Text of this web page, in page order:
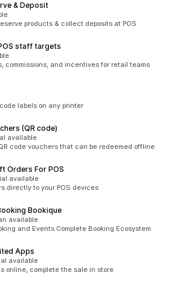
& Deposit
products & collect deposits at POS
staff targets
commissions, and incentives for retail teams
labels on any printer
(QR code)
available
code vouchers that can be redeemed offline
Orders For POS
available
directly to your POS devices
Bookique
available
and Events Complete Booking Ecosystem
Apps
available
online, complete the sale in store